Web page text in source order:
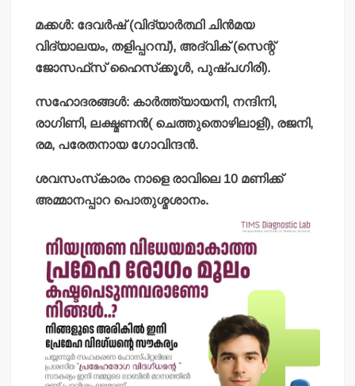
മക്കള്‍: ദേവര്‍ഷ് (വിദ്യാര്‍ത്ഥി ചിന്‍മയ
വിദ്യാലയം, തളിപ്പറമ്പ്), അദ്വിക് (സെന്റ്
ജോസഫ്‌സ് ഹൈസ്‌ക്കൂള്‍, പുഷ്പഗിരി).
സഹോദരങ്ങള്‍: കാര്‍ത്ത്യായനി, നന്ദിനി,
രാഗിണി, ലക്ഷ്മണന്‍( ചെത്തുതൊഴിലാളി), രജനി,
രമ, പരേതനായ ഗോവിന്ദന്‍.
ശവസംസ്‌കാരം നാളെ രാവിലെ 10 മണിക്ക്
അമ്മാനപ്പാറ പൊതുശ്മശാനം.